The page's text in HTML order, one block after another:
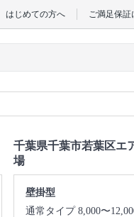
はじめての方へ ご満足保証
千葉県千葉市若葉区エ
場
壁掛型
通常タイプ 8,000〜